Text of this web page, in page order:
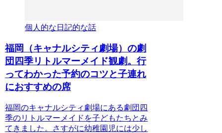
個人的な日記的な話
福岡（キャナルシティ劇場）の劇
団四季リトルマーメイド観劇。行
ってわかった予約のコツと子連れ
におすすめの席
福岡のキャナルシティ劇場にある劇団四
季のリトルマーメイドを子どもたちとみ
てきました。さすがに幼稚園児には少し